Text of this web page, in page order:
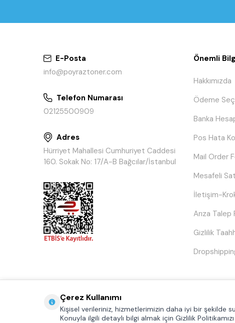
E-Posta
info@poyraztoner.com
Telefon Numarası
02125500909
Adres
Hürriyet Mahallesi Cumhuriyet Caddesi
160. Sokak No: 17/A-B Bağcılar/İstanbul
Önemli
Hakkımızda
Ödeme
Banka
Pos Hata
Mail Order
Mesafeli
İletişim-
Arıza Talep
Gizlilik
Çerez Kullanımı
Kişisel verileriniz, hizmetlerimizin daha iyi bir şekilde
Konuyla ilgili detaylı bilgi almak için Gizlilik